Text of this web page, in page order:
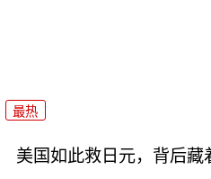
最热
美国如此救日元，背后藏